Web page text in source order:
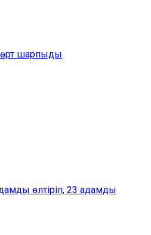
өрт шарпыды
өлтіріп, 23 адамды